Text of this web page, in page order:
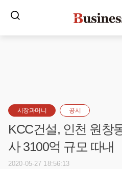
시장과머니 공시
KCC건설, 인천 원창
사 3100억 규모 따내
2020-05-27 18:56:13